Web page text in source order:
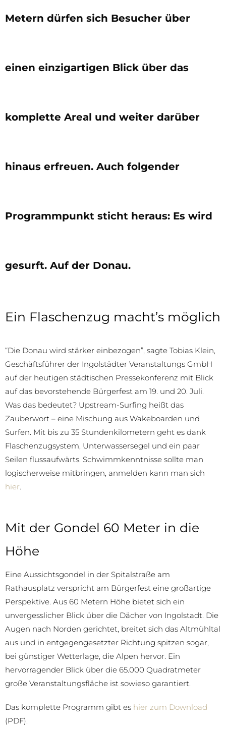
Metern dürfen sich Besucher über
einen einzigartigen Blick über das
komplette Areal und weiter darüber
hinaus erfreuen. Auch folgender
Programmpunkt sticht heraus: Es wird
gesurft. Auf der Donau.
Ein Flaschenzug macht’s möglich
“Die Donau wird stärker einbezogen”, sagte Tobias Klein,
Geschäftsführer der Ingolstädter Veranstaltungs GmbH
auf der heutigen städtischen Pressekonferenz mit Blick
auf das bevorstehende Bürgerfest am 19. und 20. Juli.
Was das bedeutet? Upstream-Surfing heißt das
Zauberwort – eine Mischung aus Wakeboarden und
Surfen. Mit bis zu 35 Stundenkilometern geht es dank
Flaschenzugsystem, Unterwassersegel und ein paar
Seilen flussaufwärts. Schwimmkenntnisse sollte man
logischerweise mitbringen, anmelden kann man sich
hier.
Mit der Gondel 60 Meter in die
Höhe
Eine Aussichtsgondel in der Spitalstraße am
Rathausplatz verspricht am Bürgerfest eine großartige
Perspektive. Aus 60 Metern Höhe bietet sich ein
unvergesslicher Blick über die Dächer von Ingolstadt. Die
Augen nach Norden gerichtet, breitet sich das Altmühltal
aus und in entgegengesetzter Richtung spitzen sogar,
bei günstiger Wetterlage, die Alpen hervor. Ein
hervorragender Blick über die 65.000 Quadratmeter
große Veranstaltungsfläche ist sowieso garantiert.
Das komplette Programm gibt es hier zum Download
(PDF).